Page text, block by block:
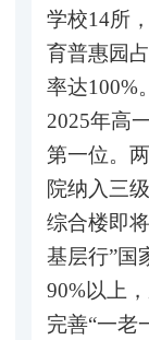
学校14所
育普惠园
率达100%
2025年高
第一位。
院纳入三
综合楼即
基层行”国
90%以上
完善“一老